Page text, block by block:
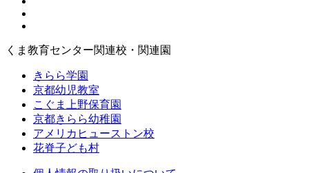
くま教育センター関連校・関連園
きらら学園
京都幼児教室
こぐま上野保育園
京都きらら幼稚園
アメリカヒューストン校
花脊子ども村